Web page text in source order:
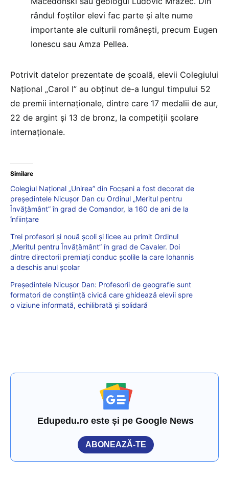
rândul foștilor elevi fac parte și alte nume
importante ale culturii românești, precum Eugen
Ionescu sau Amza Pellea.
Potrivit datelor prezentate de școală, elevii Colegiului
Național „Carol I” au obținut de-a lungul timpului 52
de premii internaționale, dintre care 17 medalii de aur,
22 de argint și 13 de bronz, la competiții școlare
internaționale.
Similare
Colegiul Național „Unirea” din Focșani a fost decorat de
președintele Nicușor Dan cu Ordinul „Meritul pentru
Învățământ” în grad de Comandor, la 160 de ani de la
înființare
Trei profesori și nouă școli și licee au primit Ordinul
„Meritul pentru Învățământ” în grad de Cavaler. Doi
dintre directorii premiați conduc școlile la care Iohannis
a deschis anul școlar
Președintele Nicușor Dan: Profesorii de geografie sunt
formatori de conștiință civică care ghidează elevii spre
o viziune informată, echilibrată și solidară
Edupedu.ro este și pe Google News
ABONEAZĂ-TE